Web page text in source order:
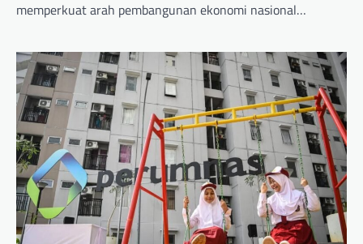
memperkuat arah pembangunan ekonomi nasional…